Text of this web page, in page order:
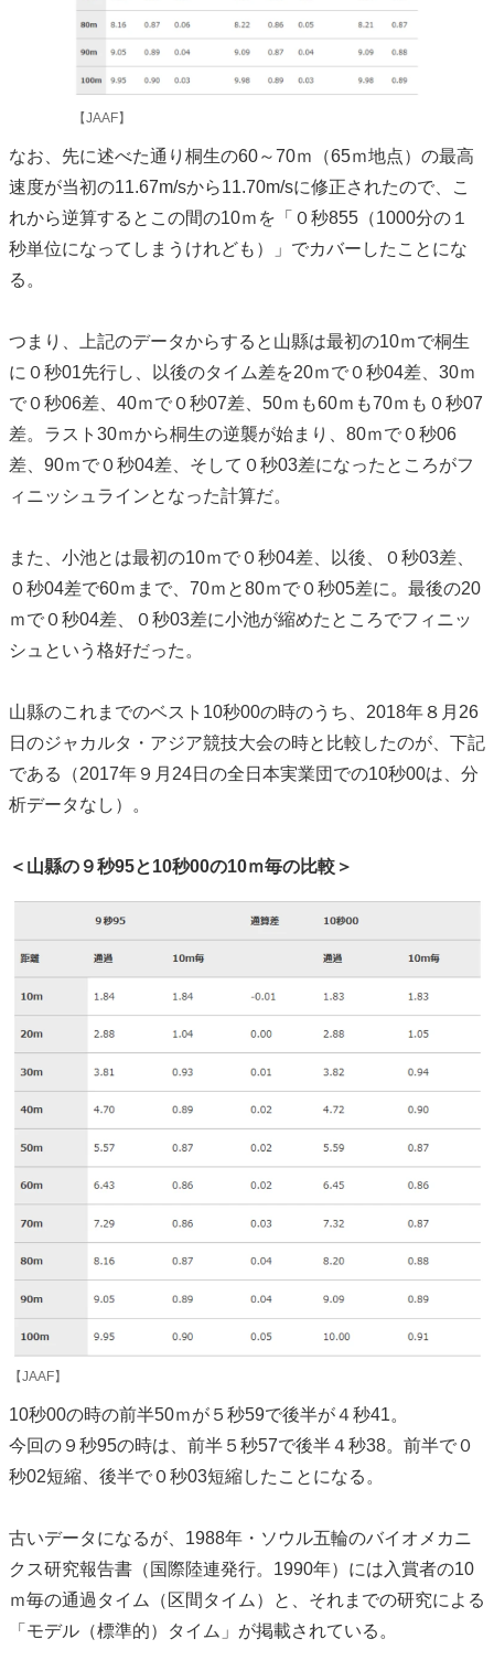
【JAAF】
なお、先に述べた通り桐生の60～70ｍ（65ｍ地点）の最高
速度が当初の11.67m/sから11.70m/sに修正されたので、こ
れから逆算するとこの間の10ｍを「０秒855（1000分の１
秒単位になってしまうけれども）」でカバーしたことにな
る。
つまり、上記のデータからすると山縣は最初の10ｍで桐生
に０秒01先行し、以後のタイム差を20ｍで０秒04差、30ｍ
で０秒06差、40ｍで０秒07差、50ｍも60ｍも70ｍも０秒07
差。ラスト30ｍから桐生の逆襲が始まり、80ｍで０秒06
差、90ｍで０秒04差、そして０秒03差になったところがフ
ィニッシュラインとなった計算だ。
また、小池とは最初の10ｍで０秒04差、以後、０秒03差、
０秒04差で60ｍまで、70ｍと80ｍで０秒05差に。最後の20
ｍで０秒04差、０秒03差に小池が縮めたところでフィニッ
シュという格好だった。
山縣のこれまでのベスト10秒00の時のうち、2018年８月26
日のジャカルタ・アジア競技大会の時と比較したのが、下記
である（2017年９月24日の全日本実業団での10秒00は、分
析データなし）。
＜山縣の９秒95と10秒00の10ｍ毎の比較＞
【JAAF】
10秒00の時の前半50ｍが５秒59で後半が４秒41。
今回の９秒95の時は、前半５秒57で後半４秒38。前半で０
秒02短縮、後半で０秒03短縮したことになる。
古いデータになるが、1988年・ソウル五輪のバイオメカニ
クス研究報告書（国際陸連発行。1990年）には入賞者の10
ｍ毎の通過タイム（区間タイム）と、それまでの研究による
「モデル（標準的）タイム」が掲載されている。